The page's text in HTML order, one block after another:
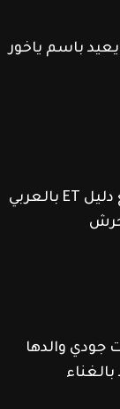
باسم ياخور
أندريا طايع دليل ET بالعربي
جرش
جودي والدها